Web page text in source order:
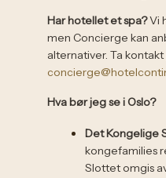
Har hotellet et spa?Vi
men Concierge kan
alternativer. Ta kontakt
Hva bør jeg se i Oslo?
Det Kongelige
kongefamilies
Slottet omgis